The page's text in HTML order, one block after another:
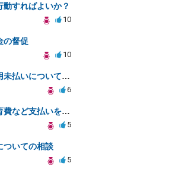
すればよいか？
10
の督促
10
離婚調停中の婚姻費用未払いについての相談
6
相手方が慰謝料、養育費など支払いを拒否。離婚に向けてどうすればいいかアドバイスいただきたい。
5
ついての相談
5